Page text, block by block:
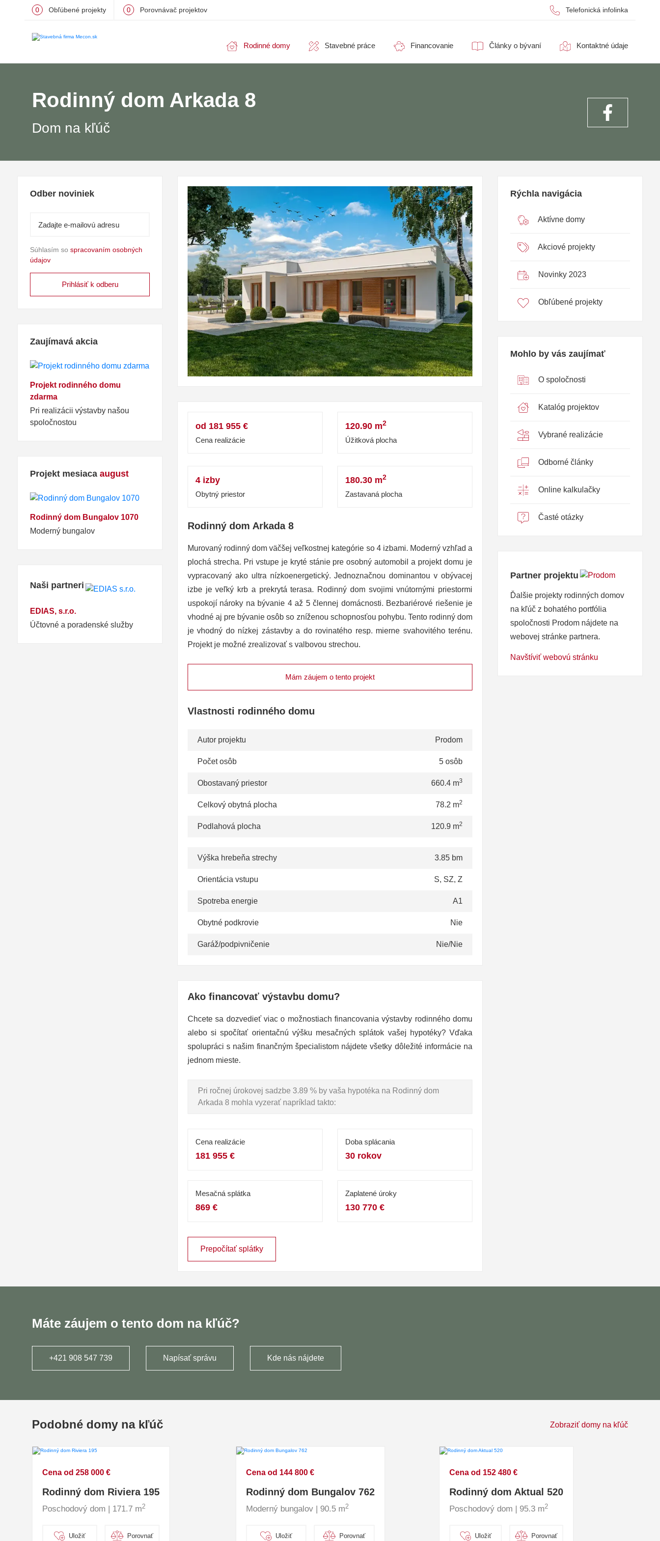
0 Obľúbené projekty 0 Porovnávač projektov Telefonická infolinka
Rodinné domy Stavebné práce Financovanie Články o bývaní Kontaktné údaje
Rodinný dom Arkada 8
Dom na kľúč
Odber noviniek
Súhlasím so spracovaním osobných
údajov
Zaujímavá akcia
Projekt rodinného domu
zdarma
Pri realizácii výstavby našou
spoločnostou
Projekt mesiaca august
Rodinný dom Bungalov 1070
Moderný bungalov
Naši partneri
EDIAS, s.r.o.
Účtovné a poradenské služby
od 181 955 €
Cena realizácie
120.90 m2
Úžitková plocha
4 izby
Obytný priestor
180.30 m2
Zastavaná plocha
Rodinný dom Arkada 8
Murovaný rodinný dom väčšej veľkostnej kategórie so 4 izbami. Moderný vzhľad a
plochá strecha. Pri vstupe je kryté stánie pre osobný automobil a projekt domu je
vypracovaný ako ultra nízkoenergetický. Jednoznačnou dominantou v obývacej
izbe je veľký krb a prekrytá terasa. Rodinný dom svojimi vnútornými priestormi
uspokojí nároky na bývanie 4 až 5 člennej domácnosti. Bezbariérové riešenie je
vhodné aj pre bývanie osôb so zníženou schopnosťou pohybu. Tento rodinný dom
je vhodný do nízkej zástavby a do rovinatého resp. mierne svahovitého terénu.
Projekt je možné zrealizovať s valbovou strechou.
Mám záujem o tento projekt
Vlastnosti rodinného domu
Autor projektu Prodom
Počet osôb 5 osôb
Obostavaný priestor 660.4 m3
Celkový obytná plocha 78.2 m2
Podlahová plocha 120.9 m2
Výška hrebeňa strechy 3.85 bm
Orientácia vstupu S, SZ, Z
Spotreba energie A1
Obytné podkrovie Nie
Garáž/podpivničenie Nie/Nie
Ako financovať výstavbu domu?
Chcete sa dozvedieť viac o možnostiach financovania výstavby rodinného domu
alebo si spočítať orientačnú výšku mesačných splátok vašej hypotéky? Vďaka
spolupráci s našim finančným špecialistom nájdete všetky dôležité informácie na
jednom mieste.
Pri ročnej úrokovej sadzbe 3.89 % by vaša hypotéka na Rodinný dom
Arkada 8 mohla vyzerať napríklad takto:
Cena realizácie
181 955 €
Doba splácania
30 rokov
Mesačná splátka
869 €
Zaplatené úroky
130 770 €
Prepočítať splátky
Rýchla navigácia
Aktívne domy
Akciové projekty
Novinky 2023
Obľúbené projekty
Mohlo by vás zaujímať
O spoločnosti
Katalóg projektov
Vybrané realizácie
Odborné články
Online kalkulačky
Časté otázky
Partner projektu
Ďalšie projekty rodinných domov
na kľúč z bohatého portfólia
spoločnosti Prodom nájdete na
webovej stránke partnera.
Navštíviť webovú stránku
Máte záujem o tento dom na kľúč?
+421 908 547 739 Napísať správu Kde nás nájdete
Podobné domy na kľúč Zobraziť domy na kľúč
Cena od 258 000 €
Rodinný dom Riviera 195
Poschodový dom | 171.7 m2
Uložiť Porovnať
Cena od 144 800 €
Rodinný dom Bungalov 762
Moderný bungalov | 90.5 m2
Uložiť Porovnať
Cena od 152 480 €
Rodinný dom Aktual 520
Poschodový dom | 95.3 m2
Uložiť Porovnať